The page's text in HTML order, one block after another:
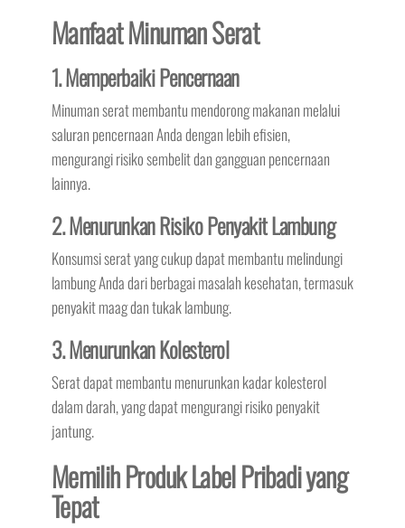
Manfaat Minuman Serat
1. Memperbaiki Pencernaan
Minuman serat membantu mendorong makanan melalui
saluran pencernaan Anda dengan lebih efisien,
mengurangi risiko sembelit dan gangguan pencernaan
lainnya.
2. Menurunkan Risiko Penyakit Lambung
Konsumsi serat yang cukup dapat membantu melindungi
lambung Anda dari berbagai masalah kesehatan, termasuk
penyakit maag dan tukak lambung.
3. Menurunkan Kolesterol
Serat dapat membantu menurunkan kadar kolesterol
dalam darah, yang dapat mengurangi risiko penyakit
jantung.
Memilih Produk Label Pribadi yang
Tepat